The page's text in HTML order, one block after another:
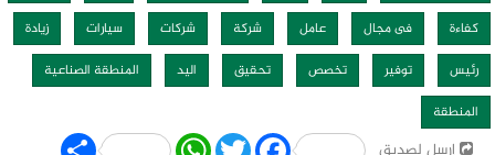
كفاءة
فى مجال عامل شركة شركات سيارات
زيادة
رئيس
توفير تخصص تحقيق اليد
المنطقة الصناعية
المنطقة
Share WhatsApp
Twitter Facebook